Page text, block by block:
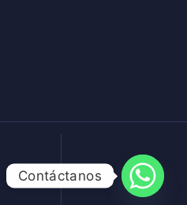
Contáctanos